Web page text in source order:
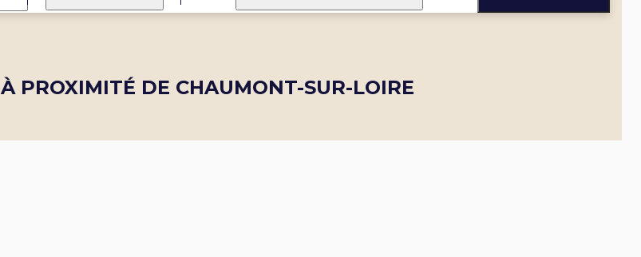
À PROXIMITÉ DE CHAUMONT-SUR-LOIRE